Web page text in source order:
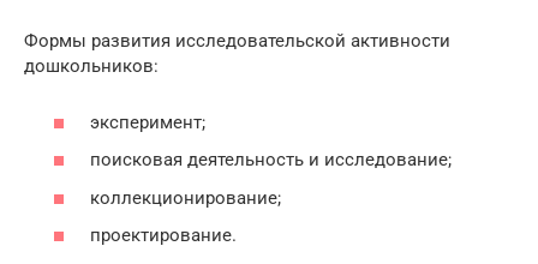
Формы развития исследовательской активности
дошкольников:
эксперимент;
поисковая деятельность и исследование;
коллекционирование;
проектирование.